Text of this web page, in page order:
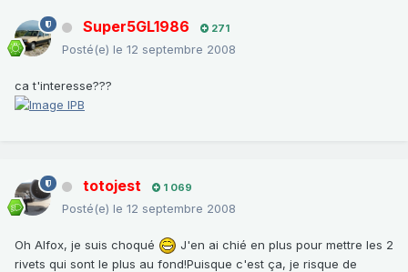
Super5GL1986 271
Posté(e) le 12 septembre 2008
ca t'interesse???
totojest 1 069
Posté(e) le 12 septembre 2008
Oh Alfox, je suis choqué
J'en ai chié en plus pour mettre les 2
rivets qui sont le plus au fond!Puisque c'est ça, je risque de